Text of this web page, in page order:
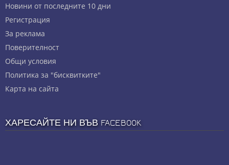
Новини от последните 10 дни
Регистрация
За реклама
Πoвepитeлнocт
Общи условия
Политика за "бисквитките"
Карта на сайта
ХАРЕСАЙТЕ НИ ВЪВ FACEBOOK